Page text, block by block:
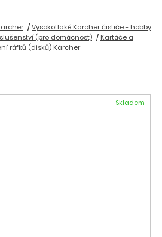
Vysokotlaké Kärcher čističe - hobby
(pro domácnost)
Kartáče a
ráfků (disků) Kärcher
Skladem